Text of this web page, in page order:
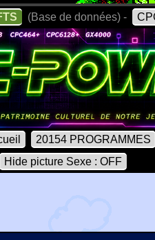
(Base de données) -
20154 PROGRAMMES
Hide picture Sexe : OFF